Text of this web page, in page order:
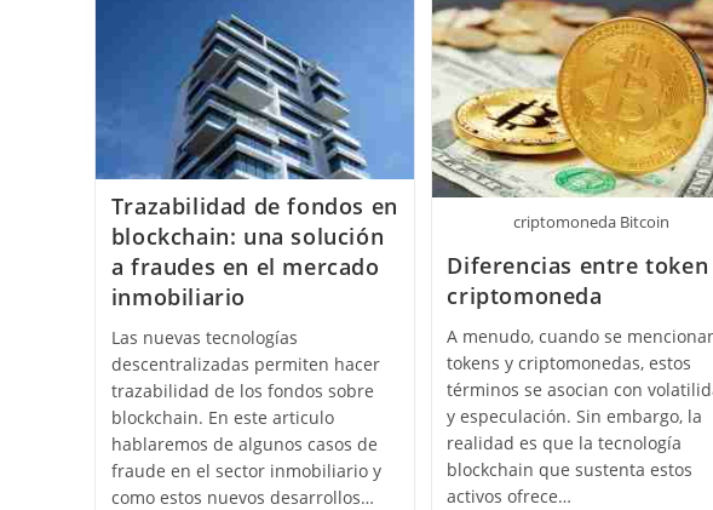
Inversiones
Y
Transformando
El
Mundo
Financiero
Trazabilidad de fondos en
blockchain: una solución
a fraudes en el mercado
inmobiliario
Las nuevas tecnologías
descentralizadas permiten hacer
trazabilidad de los fondos sobre
blockchain. En este articulo
hablaremos de algunos casos de
fraude en el sector inmobiliario y
como estos nuevos desarrollos…
criptomoneda Bitcoin
Diferencias entre token
criptomoneda
A menudo, cuando se
tokens y criptomonedas, estos
términos se asocian con
y especulación. Sin embargo, la
realidad es que la tecnología
blockchain que sustenta estos
activos ofrece…